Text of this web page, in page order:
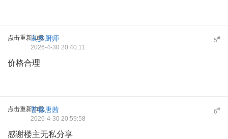
点击重新加载 5#
良乡厨师
2026-4-30 20:40:11
价格合理
点击重新加载 6#
首都唐茜
2026-4-30 20:59:58
感谢楼主无私分享